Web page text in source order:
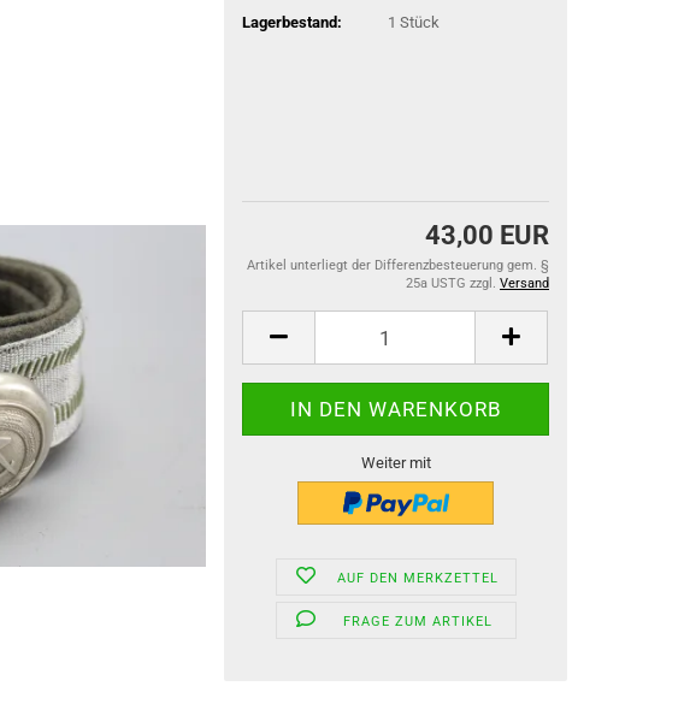
Lagerbestand: 1Stück
43,00 EUR
Artikel unterliegt der Differenzbesteuerung gem. §
25a USTG zzgl. Versand
Weiter mit
AUF DEN MERKZETTEL
FRAGE ZUM ARTIKEL